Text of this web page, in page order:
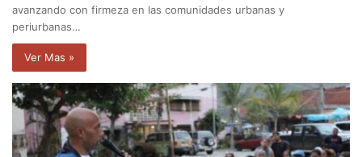
avanzando con firmeza en las comunidades urbanas y
periurbanas…
Ver Mas »